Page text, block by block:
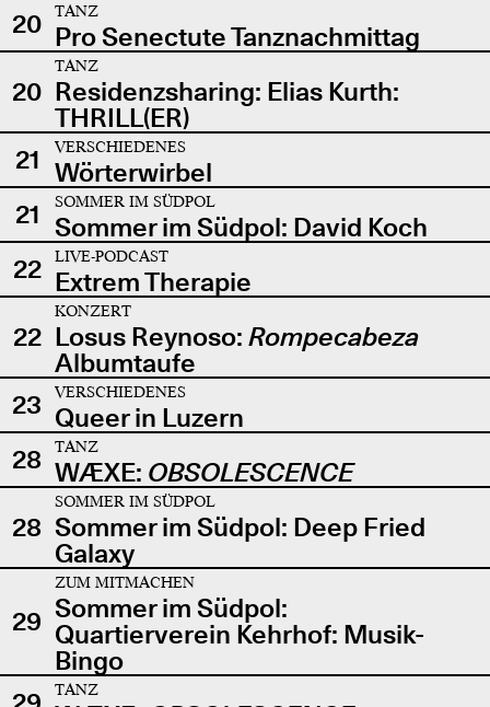
20
TANZ
Pro Senectute Tanznachmittag
20
TANZ
Residenzsharing: Elias Kurth:
THRILL(ER)
21
VERSCHIEDENES
Wörterwirbel
21
SOMMER IM SÜDPOL
Sommer im Südpol: David Koch
22
LIVE-PODCAST
Extrem Therapie
22
KONZERT
Losus Reynoso: Rompecabeza
Albumtaufe
23
VERSCHIEDENES
Queer in Luzern
28
TANZ
WÆXE: OBSOLESCENCE
28
SOMMER IM SÜDPOL
Sommer im Südpol: Deep Fried
Galaxy
29
ZUM MITMACHEN
Sommer im Südpol:
Quartierverein Kehrhof: Musik-
Bingo
TANZ